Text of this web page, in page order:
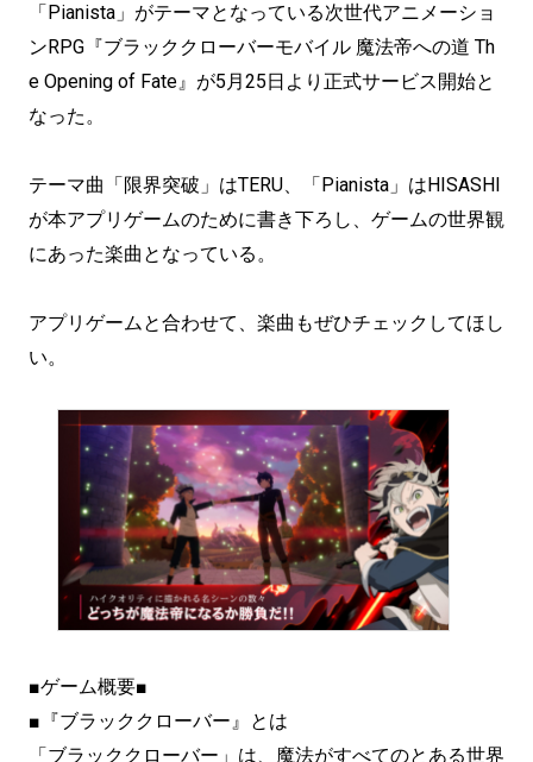
「Pianista」がテーマとなっている次世代アニメーショ
ンRPG『ブラッククローバーモバイル 魔法帝への道 Th
e Opening of Fate』が5月25日より正式サービス開始と
なった。
テーマ曲「限界突破」はTERU、「Pianista」はHISASHI
が本アプリゲームのために書き下ろし、ゲームの世界観
にあった楽曲となっている。
アプリゲームと合わせて、楽曲もぜひチェックしてほし
い。
■ゲーム概要■
■『ブラッククローバー』とは
「ブラッククローバー」は、魔法がすべてのとある世界